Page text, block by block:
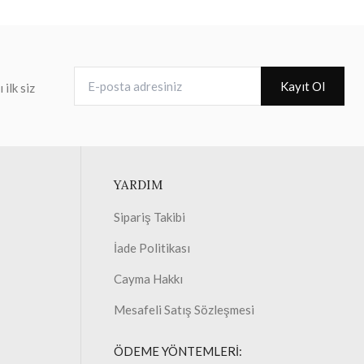
ilk siz
Kayıt Ol
YARDIM
Sipariş Takibi
İade Politikası
Cayma Hakkı
Mesafeli Satış Sözleşmesi
ÖDEME YÖNTEMLERİ: